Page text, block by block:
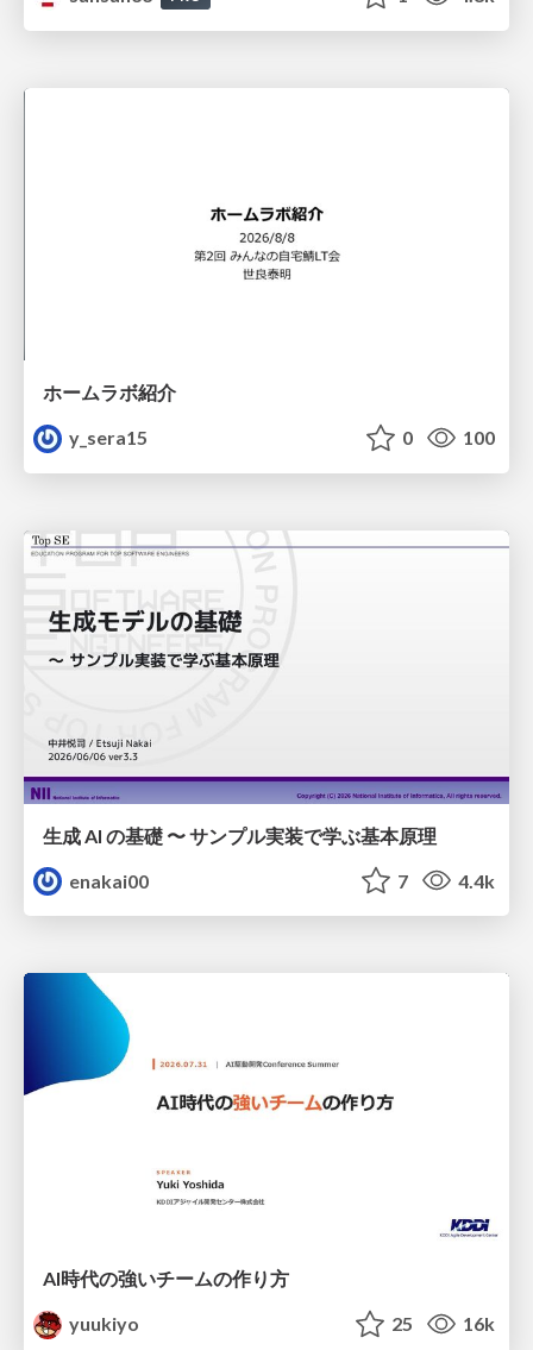
ホームラボ紹介
y_sera15
0 100
生成 AI の基礎 〜 サンプル実装で学ぶ基本原理
enakai00
7 4.4k
AI時代の強いチームの作り方
yuukiyo
25 16k